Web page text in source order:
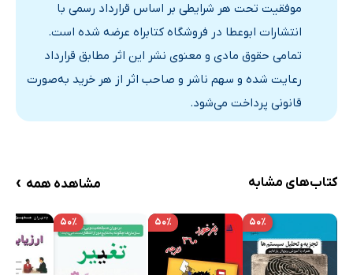
موفقیت تحت هر شرایطی بر اساس قرارداد رسمی با
انتشارات ابوعطا در فروشگاه کتابراه عرضه شده است.
تمامی حقوق مادی و معنوی نشر این اثر مطابق قرارداد
رعایت شده و سهم ناشر و صاحب اثر از هر خرید به‌صورت
قانونی پرداخت می‌شود.
کتاب‌های مشابه مشاهده همه ›
۵۰٪ ۵۰٪ ۵۰٪